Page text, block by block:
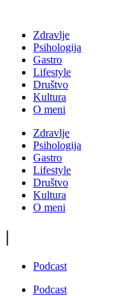
Zdravlje
Psihologija
Gastro
Lifestyle
Društvo
Kultura
O meni
Zdravlje
Psihologija
Gastro
Lifestyle
Društvo
Kultura
O meni
|
Podcast
Podcast